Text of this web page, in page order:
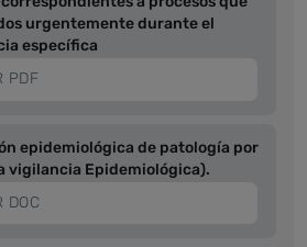
urgentemente durante el
específica
PDF
epidemiológica de patología por
vigilancia Epidemiológica).
DOC